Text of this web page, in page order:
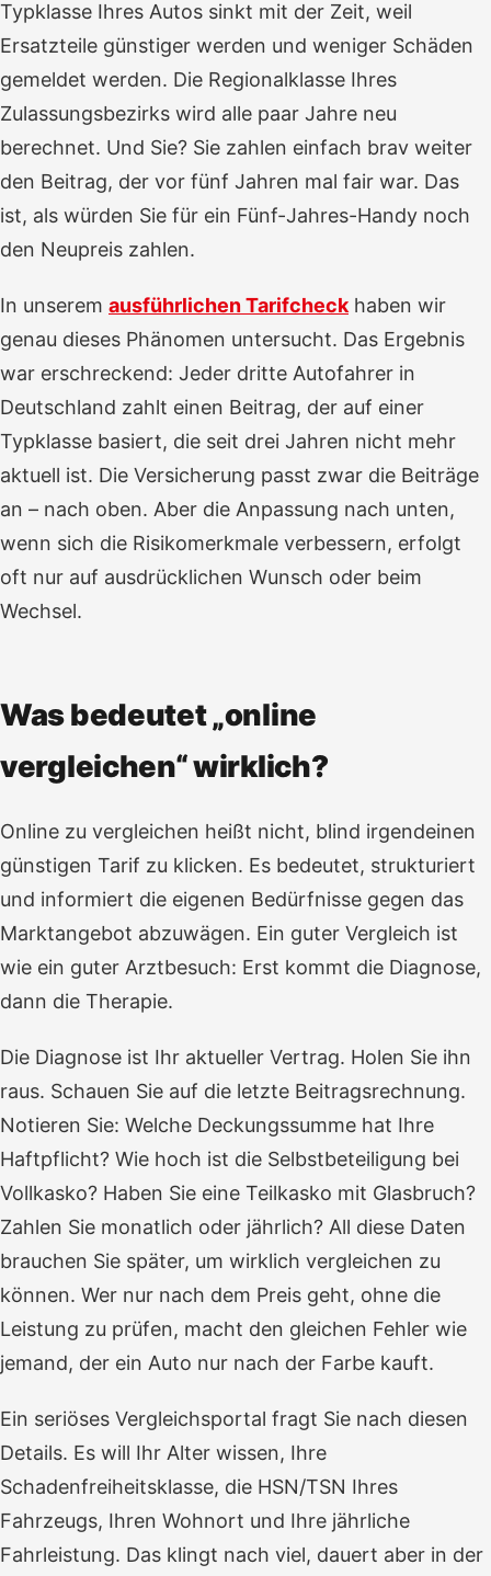
Typklasse Ihres Autos sinkt mit der Zeit, weil
Ersatzteile günstiger werden und weniger Schäden
gemeldet werden. Die Regionalklasse Ihres
Zulassungsbezirks wird alle paar Jahre neu
berechnet. Und Sie? Sie zahlen einfach brav weiter
den Beitrag, der vor fünf Jahren mal fair war. Das
ist, als würden Sie für ein Fünf-Jahres-Handy noch
den Neupreis zahlen.
In unserem ausführlichen Tarifcheck haben wir
genau dieses Phänomen untersucht. Das Ergebnis
war erschreckend: Jeder dritte Autofahrer in
Deutschland zahlt einen Beitrag, der auf einer
Typklasse basiert, die seit drei Jahren nicht mehr
aktuell ist. Die Versicherung passt zwar die Beiträge
an – nach oben. Aber die Anpassung nach unten,
wenn sich die Risikomerkmale verbessern, erfolgt
oft nur auf ausdrücklichen Wunsch oder beim
Wechsel.
Was bedeutet „online
vergleichen“ wirklich?
Online zu vergleichen heißt nicht, blind irgendeinen
günstigen Tarif zu klicken. Es bedeutet, strukturiert
und informiert die eigenen Bedürfnisse gegen das
Marktangebot abzuwägen. Ein guter Vergleich ist
wie ein guter Arztbesuch: Erst kommt die Diagnose,
dann die Therapie.
Die Diagnose ist Ihr aktueller Vertrag. Holen Sie ihn
raus. Schauen Sie auf die letzte Beitragsrechnung.
Notieren Sie: Welche Deckungssumme hat Ihre
Haftpflicht? Wie hoch ist die Selbstbeteiligung bei
Vollkasko? Haben Sie eine Teilkasko mit Glasbruch?
Zahlen Sie monatlich oder jährlich? All diese Daten
brauchen Sie später, um wirklich vergleichen zu
können. Wer nur nach dem Preis geht, ohne die
Leistung zu prüfen, macht den gleichen Fehler wie
jemand, der ein Auto nur nach der Farbe kauft.
Ein seriöses Vergleichsportal fragt Sie nach diesen
Details. Es will Ihr Alter wissen, Ihre
Schadenfreiheitsklasse, die HSN/TSN Ihres
Fahrzeugs, Ihren Wohnort und Ihre jährliche
Fahrleistung. Das klingt nach viel, dauert aber in der